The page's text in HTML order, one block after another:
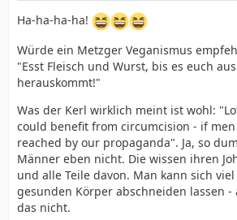
Ha-ha-ha-ha!
Würde ein Metzger Veganismus
"Esst Fleisch und Wurst, bis es euch
herauskommt!"
Was der Kerl wirklich meint ist wohl:
could benefit from circumcision - if
reached by our propaganda". Ja, so
Männer eben nicht. Die wissen ihren
und alle Teile davon. Man kann sich
gesunden Körper abschneiden lassen -
das nicht.